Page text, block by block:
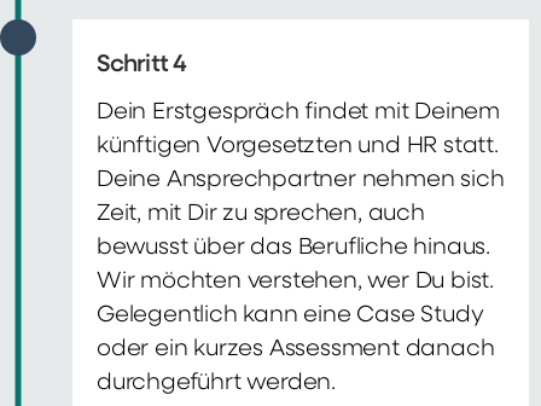
Schritt 4
Dein Erstgespräch findet mit Deinem
künftigen Vorgesetzten und HR statt.
Deine Ansprechpartner nehmen sich
Zeit, mit Dir zu sprechen, auch
bewusst über das Berufliche hinaus.
Wir möchten verstehen, wer Du bist.
Gelegentlich kann eine Case Study
oder ein kurzes Assessment danach
durchgeführt werden.